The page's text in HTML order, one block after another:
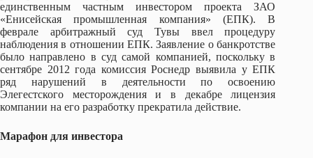
единственным частным инвестором проекта ЗАО
«Енисейская промышленная компания» (ЕПК). В
феврале арбитражный суд Тувы ввел процедуру
наблюдения в отношении ЕПК. Заявление о банкротстве
было направлено в суд самой компанией, поскольку в
сентябре 2012 года комиссия Роснедр выявила у ЕПК
ряд нарушений в деятельности по освоению
Элегестского месторождения и в декабре лицензия
компании на его разработку прекратила действие.
Марафон для инвестора